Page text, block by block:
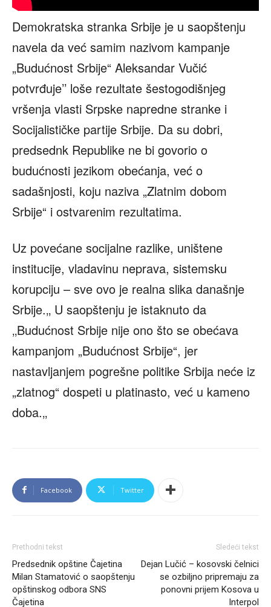
Demokratska stranka Srbije je u saopštenju
navela da već samim nazivom kampanje
„Budućnost Srbije“ Aleksandar Vučić
potvrđuje’’ loše rezultate šestogodišnjeg
vršenja vlasti Srpske napredne stranke i
Socijalističke partije Srbije. Da su dobri,
predsednk Republike ne bi govorio o
budućnosti jezikom obećanja, već o
sadašnjosti, koju naziva „Zlatnim dobom
Srbije“ i ostvarenim rezultatima.
Uz povećane socijalne razlike, uništene
institucije, vladavinu neprava, sistemsku
korupciju – sve ovo je realna slika današnje
Srbije.‚‚ U saopštenju je istaknuto da
‚‚Budućnost Srbije nije ono što se obećava
kampanjom „Budućnost Srbije“, jer
nastavljanjem pogrešne politike Srbija neće iz
„zlatnog“ dospeti u platinasto, već u kameno
doba.‚‚
Facebook Twitter
Prethodni tekst
Predsednik opštine Čajetina
Milan Stamatović o saopštenju
opštinskog odbora SNS
Čajetina
Sledeći tekst
Dejan Lučić – kosovski čelnici
se ozbiljno pripremaju za
ponovni prijem Kosova u
Interpol